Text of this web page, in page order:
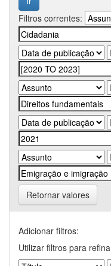
Filtros correntes:
Retornar valores
Adicionar filtros:
Utilizar filtros para